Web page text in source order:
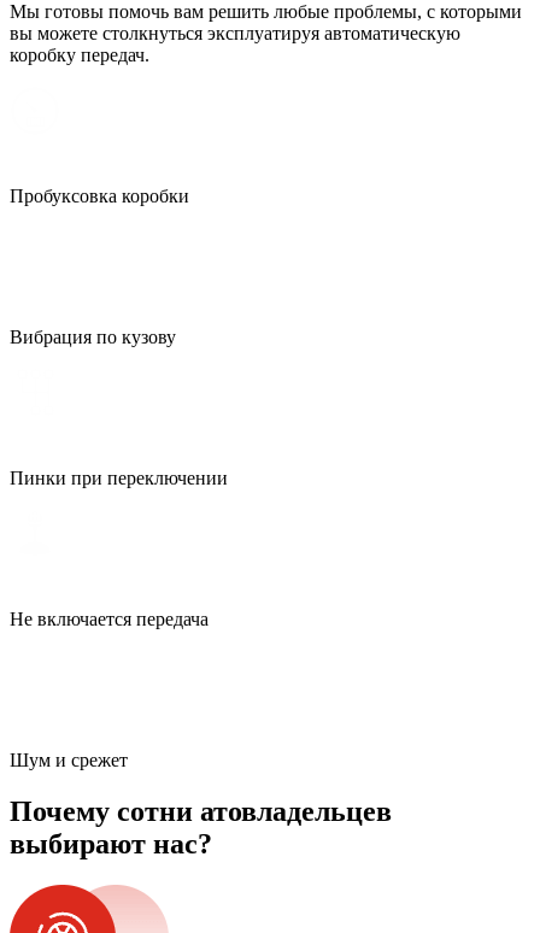
Мы готовы помочь вам решить любые проблемы, с которыми
вы можете столкнуться эксплуатируя автоматическую
коробку передач.
Пробуксовка коробки
Вибрация по кузову
Пинки при переключении
Не включается передача
Шум и срежет
Почему сотни атовладельцев
выбирают нас?